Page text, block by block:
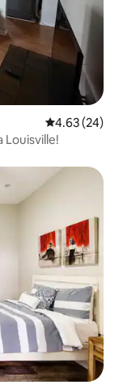
Rating medju
4.63 (24)
Louisville!